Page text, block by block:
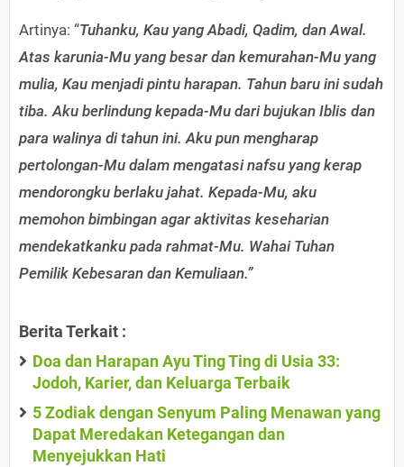
Artinya: “Tuhanku, Kau yang Abadi, Qadim, dan Awal.
Atas karunia-Mu yang besar dan kemurahan-Mu yang
mulia, Kau menjadi pintu harapan. Tahun baru ini sudah
tiba. Aku berlindung kepada-Mu dari bujukan Iblis dan
para walinya di tahun ini. Aku pun mengharap
pertolongan-Mu dalam mengatasi nafsu yang kerap
mendorongku berlaku jahat. Kepada-Mu, aku
memohon bimbingan agar aktivitas keseharian
mendekatkanku pada rahmat-Mu. Wahai Tuhan
Pemilik Kebesaran dan Kemuliaan.”
Berita Terkait :
Doa dan Harapan Ayu Ting Ting di Usia 33:
Jodoh, Karier, dan Keluarga Terbaik
5 Zodiak dengan Senyum Paling Menawan yang
Dapat Meredakan Ketegangan dan
Menyejukkan Hati